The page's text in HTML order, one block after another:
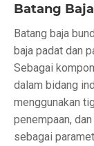
Batang
Batang baja
baja padat dan
Sebagai
dalam bidang
menggunakan
penempaan,
sebagai